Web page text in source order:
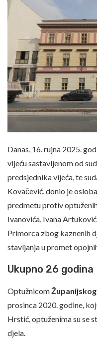
Danas, 16. rujna 2025.
vijeću sastavljenom od
predsjednika vijeća, te
Kovačević, donio je
predmetu protiv
Ivanovića, Ivana
Primorca zbog kaznenih
stavljanja u promet
Ukupno 26 godina
Optužnicom
prosinca 2020. godine,
Hrstić, optuženima su se
djela.